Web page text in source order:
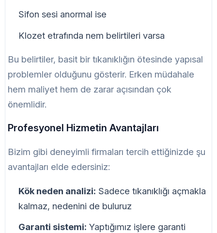
Sifon sesi anormal ise
Klozet etrafında nem belirtileri varsa
Bu belirtiler, basit bir tıkanıklığın ötesinde yapısal
problemler olduğunu gösterir. Erken müdahale
hem maliyet hem de zarar açısından çok
önemlidir.
Profesyonel Hizmetin Avantajları
Bizim gibi deneyimli firmaları tercih ettiğinizde şu
avantajları elde edersiniz:
Kök neden analizi: Sadece tıkanıklığı açmakla
kalmaz, nedenini de buluruz
Garanti sistemi: Yaptığımız işlere garanti